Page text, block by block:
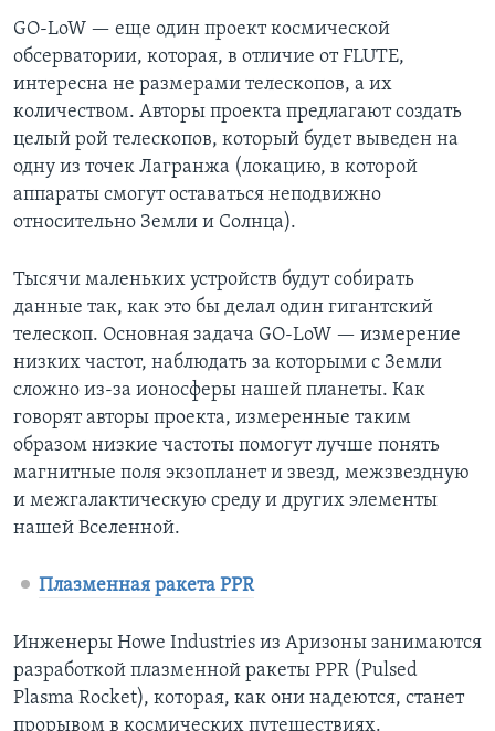
GO-LoW — еще один проект космической
обсерватории, которая, в отличие от FLUTE,
интересна не размерами телескопов, а их
количеством. Авторы проекта предлагают создать
целый рой телескопов, который будет выведен на
одну из точек Лагранжа (локацию, в которой
аппараты смогут оставаться неподвижно
относительно Земли и Солнца).
Тысячи маленьких устройств будут собирать
данные так, как это бы делал один гигантский
телескоп. Основная задача GO-LoW — измерение
низких частот, наблюдать за которыми с Земли
сложно из-за ионосферы нашей планеты. Как
говорят авторы проекта, измеренные таким
образом низкие частоты помогут лучше понять
магнитные поля экзопланет и звезд, межзвездную
и межгалактическую среду и других элементы
нашей Вселенной.
Плазменная ракета PPR
Инженеры Howe Industries из Аризоны занимаются
разработкой плазменной ракеты PPR (Pulsed
Plasma Rocket), которая, как они надеются, станет
прорывом в космических путешествиях.